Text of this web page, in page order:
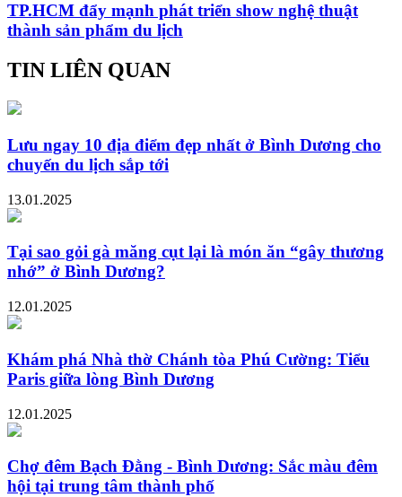
TP.HCM đẩy mạnh phát triển show nghệ thuật
thành sản phẩm du lịch
TIN LIÊN QUAN
Lưu ngay 10 địa điểm đẹp nhất ở Bình Dương cho
chuyến du lịch sắp tới
13.01.2025
Tại sao gỏi gà măng cụt lại là món ăn “gây thương
nhớ” ở Bình Dương?
12.01.2025
Khám phá Nhà thờ Chánh tòa Phú Cường: Tiểu
Paris giữa lòng Bình Dương
12.01.2025
Chợ đêm Bạch Đằng - Bình Dương: Sắc màu đêm
hội tại trung tâm thành phố